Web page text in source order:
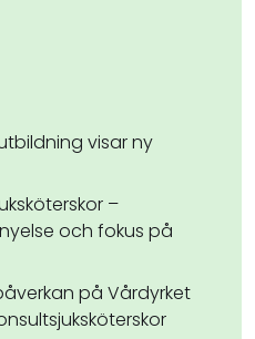
visar ny
–
och fokus på
på Vårdyrket